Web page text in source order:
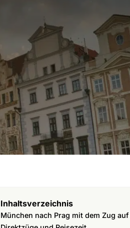
Inhaltsverzeichnis
München nach Prag mit dem Zug